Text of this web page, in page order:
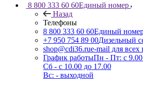
8 800 333 60 60Единый номер
Назад
Телефоны
8 800 333 60 60Единый
+7 950 754 89 00Дизельный
shop@cdi36.rue-mail для всех
График работыПн - Пт: с
Сб - с 10.00 до 17.00
Вс: - выходной